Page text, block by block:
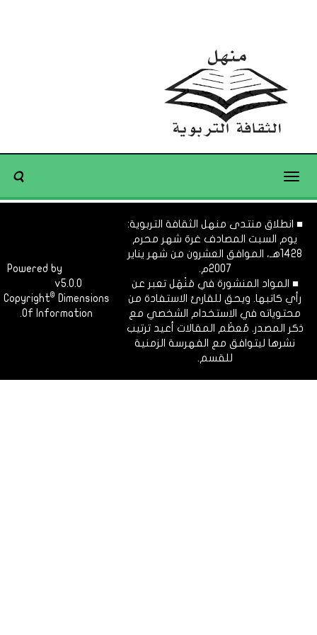
Toggle
■ انطلاق منتدى منهل الثقافة التربوية:
يوم السبت المصادف غرة شهر محرم
1428هـ، الموافق العشرون من شهر يناير
2007م.
■ المواد المنشورة في مَنْهَل تعبر عن
رأي كاتبها. ويحق للقارئ الاستفادة من
محتوياته في الاستخدام الشخصي مع
ذكر المصدر. مُعظَم المقالات أعيد ترتيب
نشرها ليتوافق مع الفهرسة الزمنية
للقسم.
Powered by
v5.0.0
Copyright©
Dimensions
Of Information.